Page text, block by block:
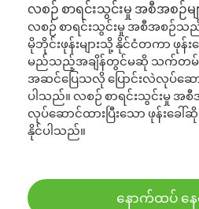
လစဉ် စာရင်းသွင်းမှု အစီအစဉ်မျ
လစဉ် စာရင်းသွင်းမှု အစီအစဉ်သည်
မိုဘိုင်းဖုန်းများသို့ နိုင်ငံတကာ ဖုန်းခ
မည်သည့်အချိန်တွင်မဆို သက်တမ်
အဆင်ပြေသလို ပြောင်းလဲလုပ်ဆ
ပါသည်။ လစဉ် စာရင်းသွင်းမှု အ
လုပ်ဆောင်ထားပြီးသော ဖုန်းခေါ်
နိုင်ပါသည်။
နောက်ထပ် နေရ